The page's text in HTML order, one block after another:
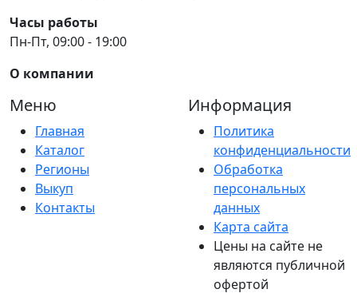
Часы работы
Пн-Пт, 09:00 - 19:00
О компании
Меню
Главная
Каталог
Регионы
Выкуп
Контакты
Информация
Политика
конфиденциальности
Обработка
персональных
данных
Карта сайта
Цены на сайте не
являются публичной
офертой